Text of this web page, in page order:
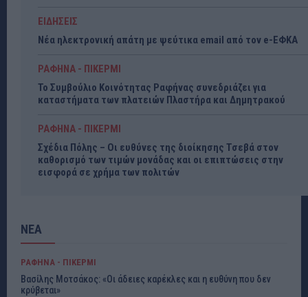
ΕΙΔΗΣΕΙΣ
Νέα ηλεκτρονική απάτη με ψεύτικα email από τον e-ΕΦΚΑ
ΡΑΦΗΝΑ - ΠΙΚΕΡΜΙ
Το Συμβούλιο Κοινότητας Ραφήνας συνεδριάζει για
καταστήματα των πλατειών Πλαστήρα και Δημητρακού
ΡΑΦΗΝΑ - ΠΙΚΕΡΜΙ
Σχέδια Πόλης – Οι ευθύνες της διοίκησης Τσεβά στον
καθορισμό των τιμών μονάδας και οι επιπτώσεις στην
εισφορά σε χρήμα των πολιτών
ΝΕΑ
ΡΑΦΗΝΑ - ΠΙΚΕΡΜΙ
Βασίλης Μοτσάκος: «Οι άδειες καρέκλες και η ευθύνη που δεν
κρύβεται»